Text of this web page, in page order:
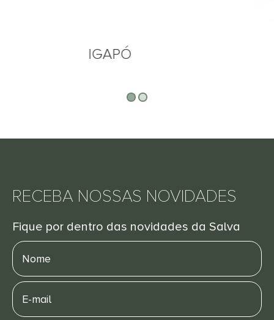
RECEBA NOSSAS NOVIDADES
Fique por dentro das novidades da Salva
Nome
E-
mail